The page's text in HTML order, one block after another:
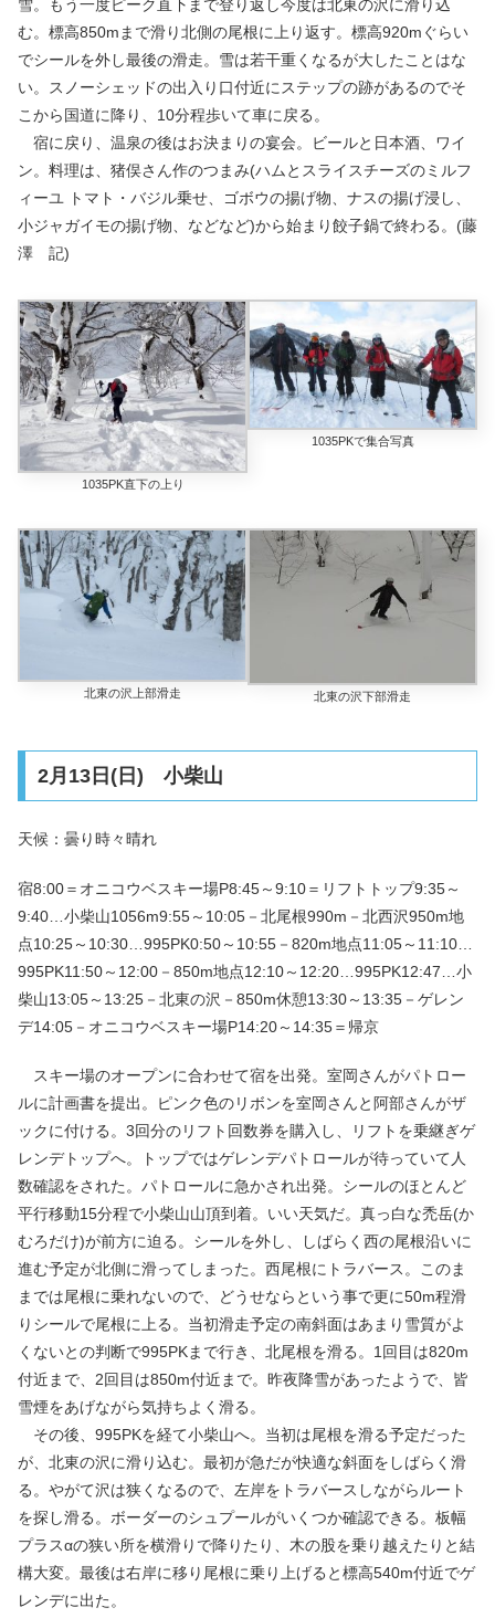
雪。もう一度ピーク直下まで登り返し今度は北東の沢に滑り込
む。標高850mまで滑り北側の尾根に上り返す。標高920mぐらい
でシールを外し最後の滑走。雪は若干重くなるが大したことはな
い。スノーシェッドの出入り口付近にステップの跡があるのでそ
こから国道に降り、10分程歩いて車に戻る。
宿に戻り、温泉の後はお決まりの宴会。ビールと日本酒、ワイ
ン。料理は、猪俣さん作のつまみ(ハムとスライスチーズのミルフ
ィーユ トマト・バジル乗せ、ゴボウの揚げ物、ナスの揚げ浸し、
小ジャガイモの揚げ物、などなど)から始まり餃子鍋で終わる。(藤
澤 記)
1035PK直下の上り
1035PKで集合写真
北東の沢上部滑走 北東の沢下部滑走
2月13日(日) 小柴山
天候：曇り時々晴れ
宿8:00＝オニコウベスキー場P8:45～9:10＝リフトトップ9:35～
9:40…小柴山1056m9:55～10:05－北尾根990m－北西沢950m地
点10:25～10:30…995PK0:50～10:55－820m地点11:05～11:10…
995PK11:50～12:00－850m地点12:10～12:20…995PK12:47…小
柴山13:05～13:25－北東の沢－850m休憩13:30～13:35－ゲレン
デ14:05－オニコウベスキー場P14:20～14:35＝帰京
スキー場のオープンに合わせて宿を出発。室岡さんがパトロー
ルに計画書を提出。ピンク色のリボンを室岡さんと阿部さんがザ
ックに付ける。3回分のリフト回数券を購入し、リフトを乗継ぎゲ
レンデトップへ。トップではゲレンデパトロールが待っていて人
数確認をされた。パトロールに急かされ出発。シールのほとんど
平行移動15分程で小柴山山頂到着。いい天気だ。真っ白な禿岳(か
むろだけ)が前方に迫る。シールを外し、しばらく西の尾根沿いに
進む予定が北側に滑ってしまった。西尾根にトラバース。このま
までは尾根に乗れないので、どうせならという事で更に50m程滑
りシールで尾根に上る。当初滑走予定の南斜面はあまり雪質がよ
くないとの判断で995PKまで行き、北尾根を滑る。1回目は820m
付近まで、2回目は850m付近まで。昨夜降雪があったようで、皆
雪煙をあげながら気持ちよく滑る。
その後、995PKを経て小柴山へ。当初は尾根を滑る予定だった
が、北東の沢に滑り込む。最初が急だが快適な斜面をしばらく滑
る。やがて沢は狭くなるので、左岸をトラバースしながらルート
を探し滑る。ボーダーのシュプールがいくつか確認できる。板幅
プラスαの狭い所を横滑りで降りたり、木の股を乗り越えたりと結
構大変。最後は右岸に移り尾根に乗り上げると標高540m付近でゲ
レンデに出た。